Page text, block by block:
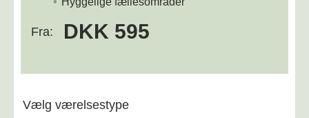
Smagfuld og enkel morgenmad
Hyggelige fællesområder